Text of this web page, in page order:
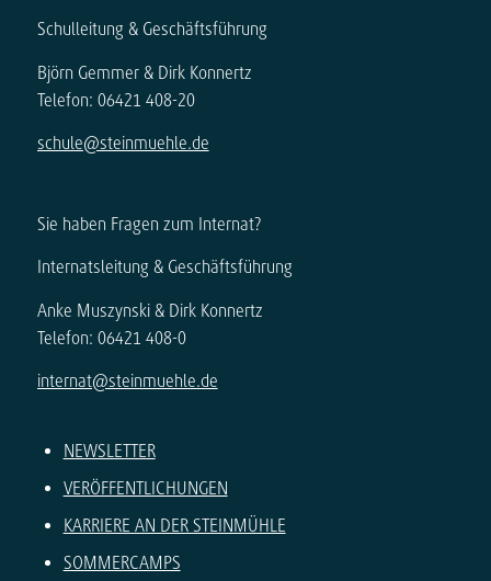
Schulleitung & Geschäftsführung
Björn Gemmer & Dirk Konnertz
Telefon: 06421 408-20
schule@steinmuehle.de
Sie haben Fragen zum Internat?
Internatsleitung & Geschäftsführung
Anke Muszynski & Dirk Konnertz
Telefon: 06421 408-0
internat@steinmuehle.de
NEWSLETTER
VERÖFFENTLICHUNGEN
KARRIERE AN DER STEINMÜHLE
SOMMERCAMPS